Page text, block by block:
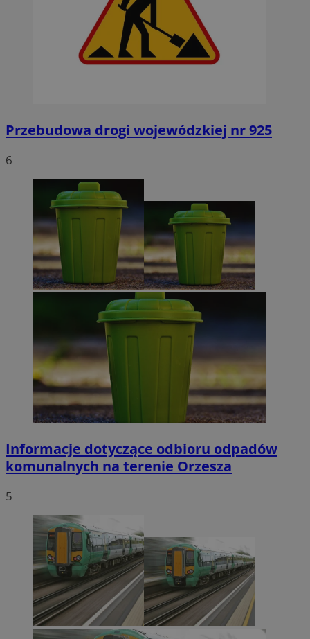
Przebudowa drogi wojewódzkiej nr 925
6
Informacje dotyczące odbioru odpadów
komunalnych na terenie Orzesza
5